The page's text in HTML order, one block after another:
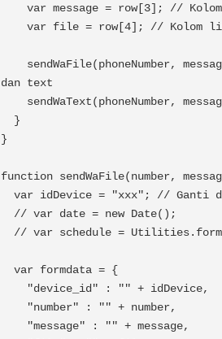
    var message = row[3]; // Kolom pesan
    var file = row[4]; // Kolom link file
dan text
}
function sendWaFile(number,
  var idDevice = "xxx"; // Ganti dengan ID perangkat Anda
  var formdata = {